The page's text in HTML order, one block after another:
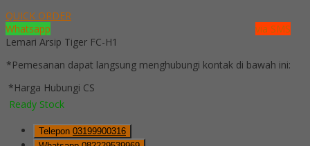
QUICK ORDER
Whatsapp
via SMS
Lemari Arsip Tiger FC-H1
*Pemesanan dapat langsung menghubungi kontak di bawah ini:
*Harga Hubungi CS
Ready Stock
Telepon 03199900316